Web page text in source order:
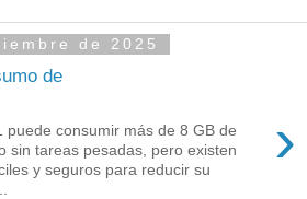
de 2025
de
›
puede consumir más de 8 GB de
sin tareas pesadas, pero existen
y seguros para reducir su